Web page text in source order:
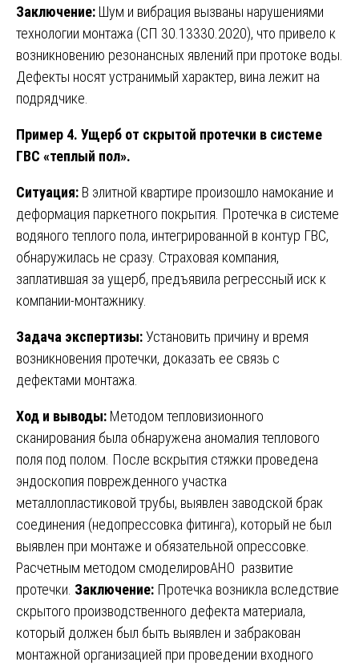
Заключение: Шум и вибрация вызваны нарушениями
технологии монтажа (СП 30.13330.2020), что привело к
возникновению резонансных явлений при протоке воды.
Дефекты носят устранимый характер, вина лежит на
подрядчике.
Пример 4. Ущерб от скрытой протечки в системе
ГВС «теплый пол».
Ситуация: В элитной квартире произошло намокание и
деформация паркетного покрытия. Протечка в системе
водяного теплого пола, интегрированной в контур ГВС,
обнаружилась не сразу. Страховая компания,
заплатившая за ущерб, предъявила регрессный иск к
компании-монтажнику.
Задача экспертизы:Установить причину и время
возникновения протечки, доказать ее связь с
дефектами монтажа.
Ход и выводы: Методом тепловизионного
сканирования была обнаружена аномалия теплового
поля под полом. После вскрытия стяжки проведена
эндоскопия поврежденного участка
металлопластиковой трубы, выявлен заводской брак
соединения (недопрессовка фитинга), который не был
выявлен при монтаже и обязательной опрессовке.
Расчетным методом смоделировАНО развитие
протечки. Заключение: Протечка возникла вследствие
скрытого производственного дефекта материала,
который должен был быть выявлен и забракован
монтажной организацией при проведении входного